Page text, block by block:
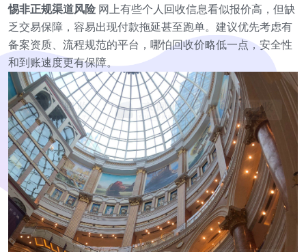
惕非正规渠道风险 网上有些个人回收信息看似报价高，但缺
乏交易保障，容易出现付款拖延甚至跑单。建议优先考虑有
备案资质、流程规范的平台，哪怕回收价略低一点，安全性
和到账速度更有保障。